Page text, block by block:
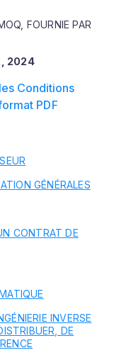
FOURNIE PAR
2024
Conditions
PDF
GÉNÉRALES
CONTRAT DE
INVERSE
DE